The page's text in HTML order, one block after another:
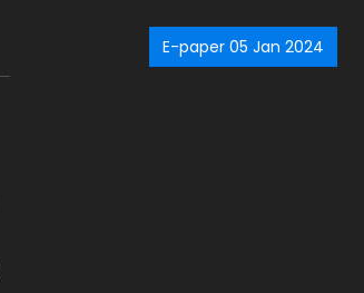
E-paper 05 Jan 2024